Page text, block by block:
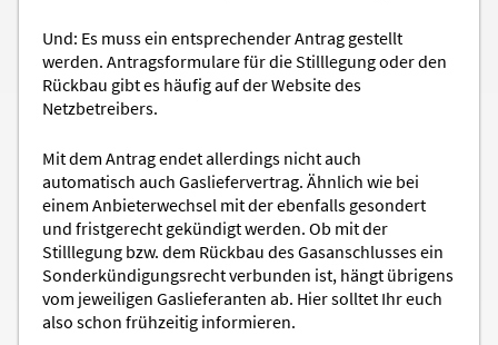
Und: Es muss ein entsprechender Antrag gestellt
werden. Antragsformulare für die Stilllegung oder den
Rückbau gibt es häufig auf der Website des
Netzbetreibers.
Mit dem Antrag endet allerdings nicht auch
automatisch auch Gasliefervertrag. Ähnlich wie bei
einem Anbieterwechsel mit der ebenfalls gesondert
und fristgerecht gekündigt werden. Ob mit der
Stilllegung bzw. dem Rückbau des Gasanschlusses ein
Sonderkündigungsrecht verbunden ist, hängt übrigens
vom jeweiligen Gaslieferanten ab. Hier solltet Ihr euch
also schon frühzeitig informieren.